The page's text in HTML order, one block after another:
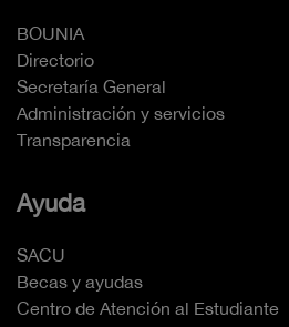
BOUNIA
Directorio
Secretaría General
Administración y servicios
Transparencia
Ayuda
SACU
Becas y ayudas
Centro de Atención al Estudiante